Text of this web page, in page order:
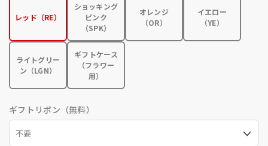
レッド（RE）
ショッキング
ピンク
（SPK）
オレンジ
（OR）
イエロー
（YE）
ライトグリー
ン（LGN）
ギフトケース
（フラワー
用）
ギフトリボン（無料）